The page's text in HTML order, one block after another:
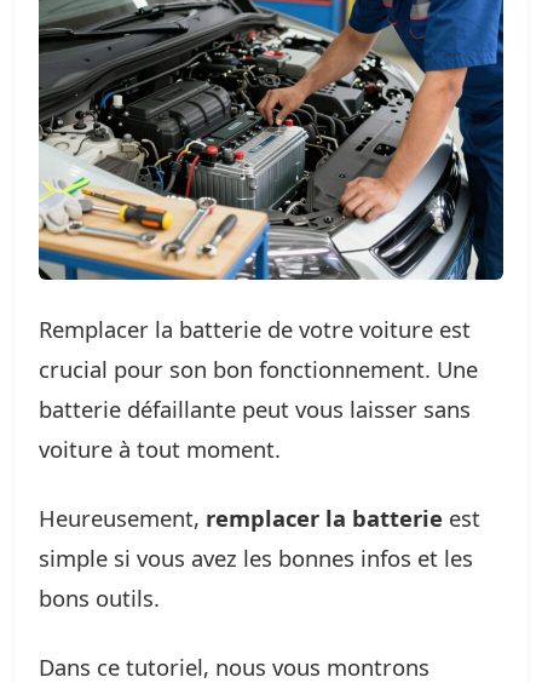
Remplacer la batterie de votre voiture est
crucial pour son bon fonctionnement. Une
batterie défaillante peut vous laisser sans
voiture à tout moment.
Heureusement, remplacer la batterie est
simple si vous avez les bonnes infos et les
bons outils.
Dans ce tutoriel, nous vous montrons